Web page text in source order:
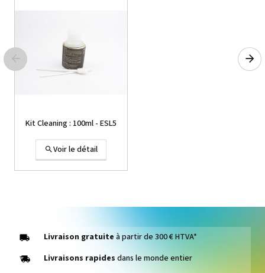
Kit Cleaning : 100ml - ESL5
Voir le détail
Livraison gratuite à partir de 300 € HTVA*
Livraisons rapides dans le monde entier